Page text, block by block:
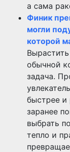
а сама
Финик
могли
которой
обычной
задача.
быстрее и
заранее
выбрать
тепло и